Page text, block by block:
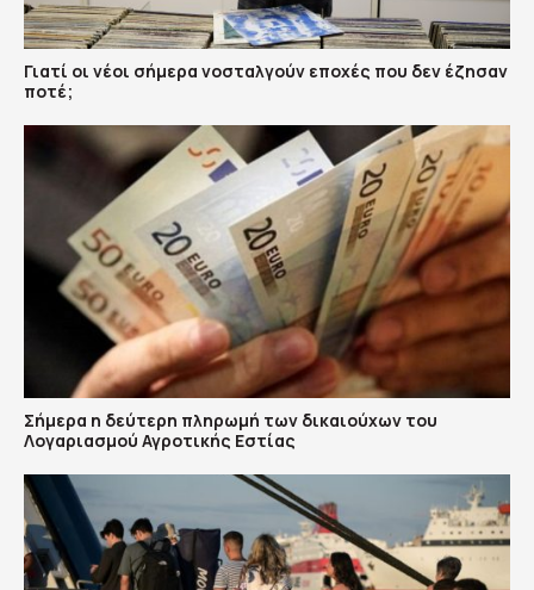
Γιατί οι νέοι σήμερα νοσταλγούν εποχές που δεν έζησαν
ποτέ;
Σήμερα η δεύτερη πληρωμή των δικαιούχων του
Λογαριασμού Αγροτικής Εστίας